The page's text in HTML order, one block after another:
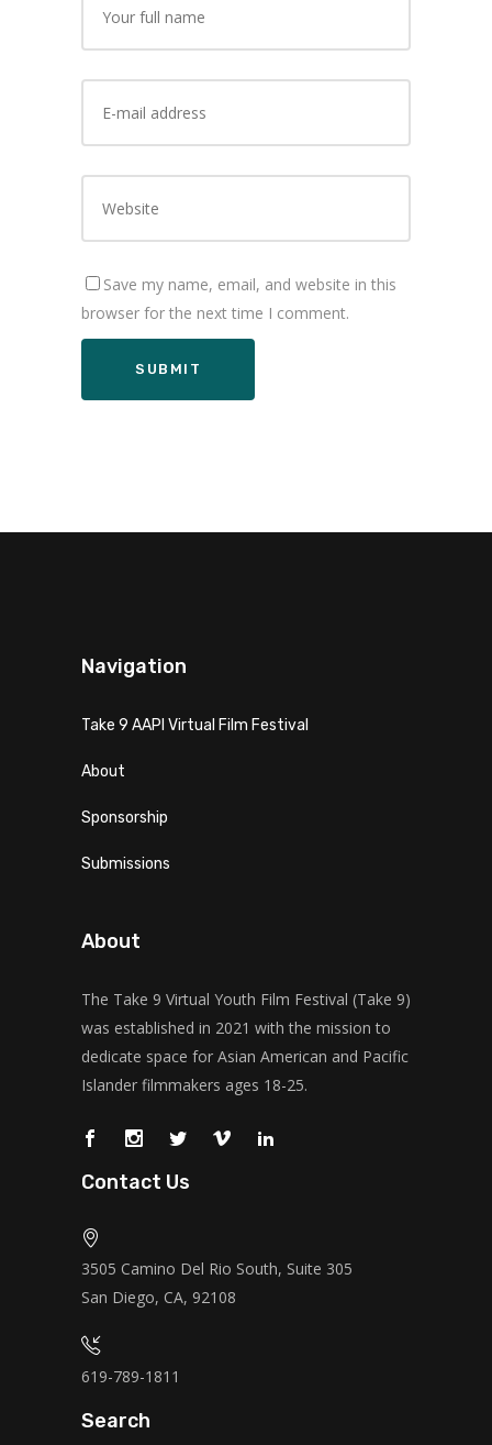
Save my name, email, and website in this
browser for the next time I comment.
Navigation
Take 9 AAPI Virtual Film Festival
About
Sponsorship
Submissions
About
The Take 9 Virtual Youth Film Festival (Take 9)
was established in 2021 with the mission to
dedicate space for Asian American and Pacific
Islander filmmakers ages 18-25.
Contact Us
3505 Camino Del Rio South, Suite 305
San Diego, CA, 92108
619-789-1811
Search